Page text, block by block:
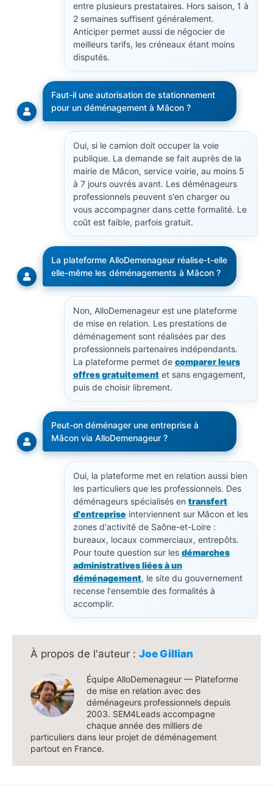
entre plusieurs prestataires. Hors saison, 1 à
2 semaines suffisent généralement.
Anticiper permet aussi de négocier de
meilleurs tarifs, les créneaux étant moins
disputés.
Faut-il une autorisation de stationnement
pour un déménagement à Mâcon ?
Oui, si le camion doit occuper la voie
publique. La demande se fait auprès de la
mairie de Mâcon, service voirie, au moins 5
à 7 jours ouvrés avant. Les déménageurs
professionnels peuvent s'en charger ou
vous accompagner dans cette formalité. Le
coût est faible, parfois gratuit.
La plateforme AlloDemenageur réalise-t-elle
elle-même les déménagements à Mâcon ?
Non, AlloDemenageur est une plateforme
de mise en relation. Les prestations de
déménagement sont réalisées par des
professionnels partenaires indépendants.
La plateforme permet de comparer leurs
offres gratuitementet sans engagement,
puis de choisir librement.
Peut-on déménager une entreprise à
Mâcon via AlloDemenageur ?
Oui, la plateforme met en relation aussi bien
les particuliers que les professionnels. Des
déménageurs spécialisés en transfert
d'entreprise interviennent sur Mâcon et les
zones d'activité de Saône-et-Loire :
bureaux, locaux commerciaux, entrepôts.
Pour toute question sur les démarches
administratives liées à un
déménagement, le site du gouvernement
recense l'ensemble des formalités à
accomplir.
Joe Gillian
Équipe AlloDemenageur — Plateforme
de mise en relation avec des
déménageurs professionnels depuis
2003. SEM4Leads accompagne
chaque année des milliers de
particuliers dans leur projet de déménagement
partout en France.